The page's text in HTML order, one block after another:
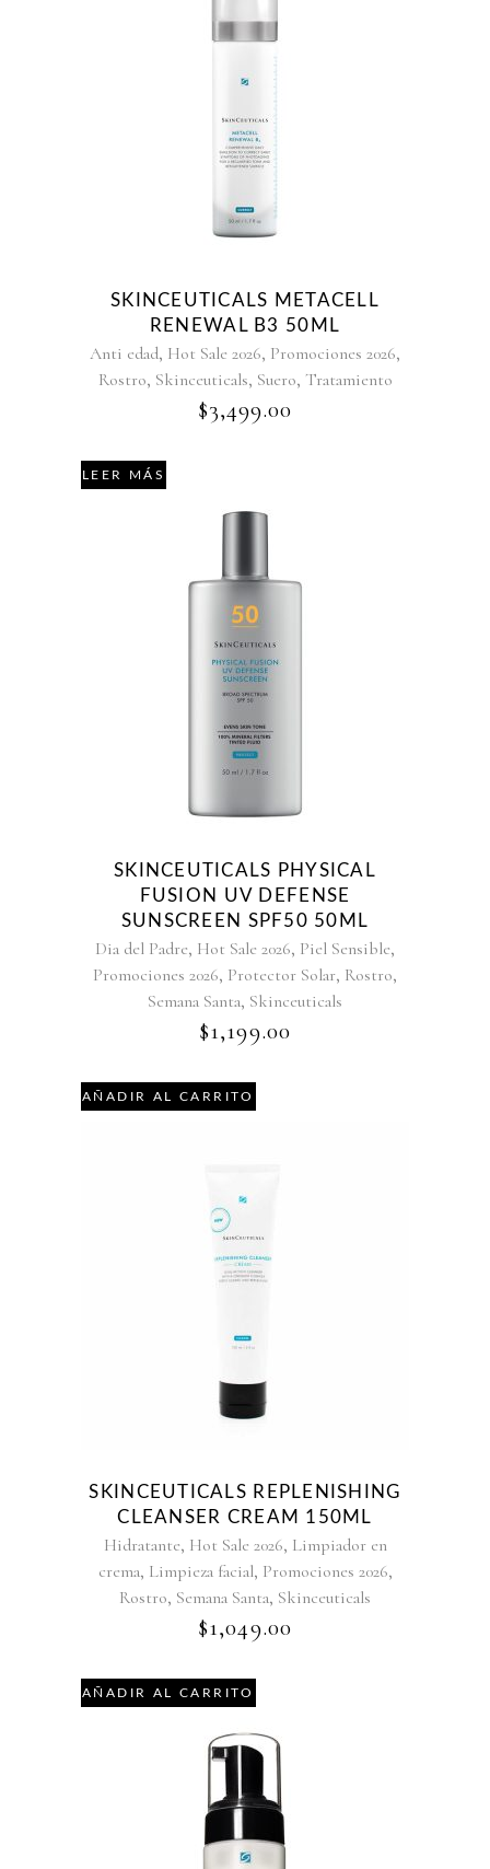
SKINCEUTICALS METACELL
RENEWAL B3 50ML
Anti edad, Hot Sale 2026, Promociones 2026,
Rostro, Skinceuticals, Suero, Tratamiento
$3,499.00
LEER MÁS
SKINCEUTICALS PHYSICAL
FUSION UV DEFENSE
SUNSCREEN SPF50 50ML
Dia del Padre, Hot Sale 2026, Piel Sensible,
Promociones 2026, Protector Solar, Rostro,
Semana Santa, Skinceuticals
$1,199.00
AÑADIR AL CARRITO
SKINCEUTICALS REPLENISHING
CLEANSER CREAM 150ML
Hidratante, Hot Sale 2026, Limpiador en
crema, Limpieza facial, Promociones 2026,
Rostro, Semana Santa, Skinceuticals
$1,049.00
AÑADIR AL CARRITO